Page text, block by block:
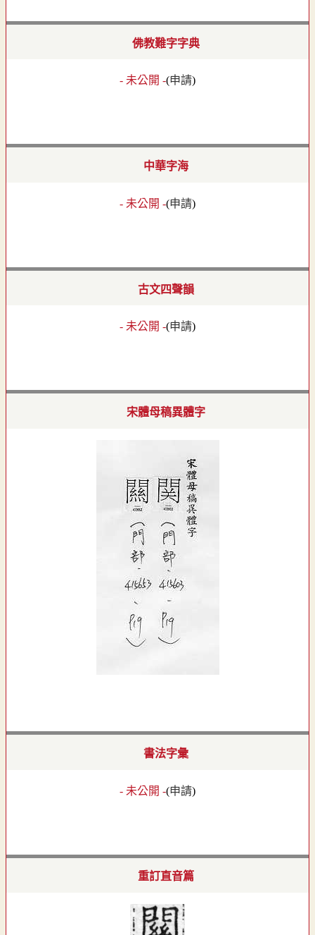
佛教難字字典
- 未公開 -(申請)
中華字海
- 未公開 -(申請)
古文四聲韻
- 未公開 -(申請)
宋體母稿異體字
書法字彙
- 未公開 -(申請)
重訂直音篇